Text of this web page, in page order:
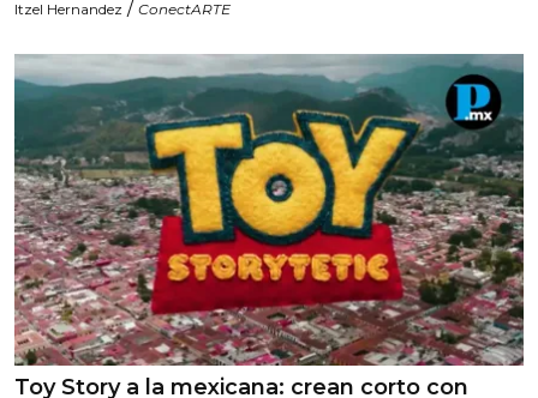
Itzel Hernandez / ConectARTE
Toy Story a la mexicana: crean corto con